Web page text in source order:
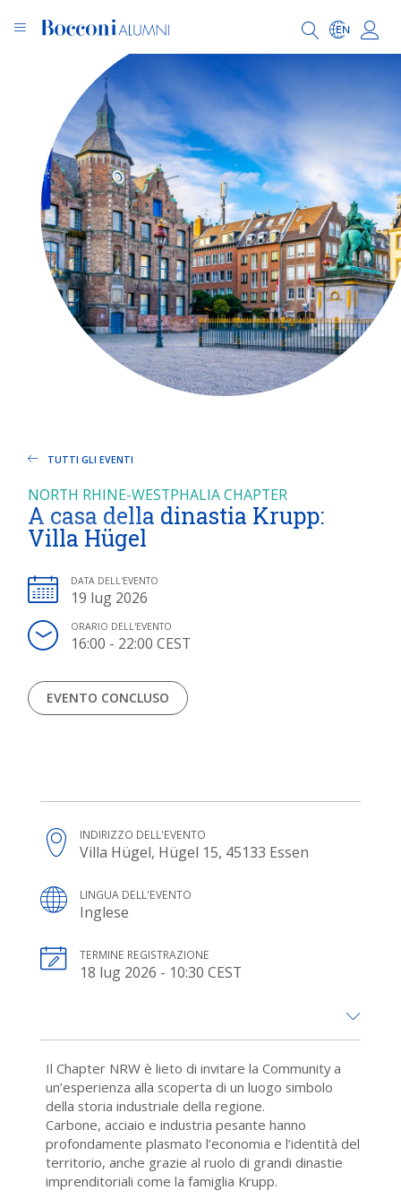
TUTTI GLI EVENTI
NORTH RHINE-WESTPHALIA CHAPTER
A casa della dinastia Krupp:
Villa Hügel
DATA DELL'EVENTO
19 lug 2026
ORARIO DELL'EVENTO
16:00 - 22:00 CEST
EVENTO CONCLUSO
INDIRIZZO DELL'EVENTO
Villa Hügel, Hügel 15, 45133 Essen
LINGUA DELL'EVENTO
Inglese
TERMINE REGISTRAZIONE
18 lug 2026 - 10:30 CEST
Il Chapter NRW è lieto di invitare la Community a
un’esperienza alla scoperta di un luogo simbolo
della storia industriale della regione.
Carbone, acciaio e industria pesante hanno
profondamente plasmato l’economia e l’identità del
territorio, anche grazie al ruolo di grandi dinastie
imprenditoriali come la famiglia Krupp.